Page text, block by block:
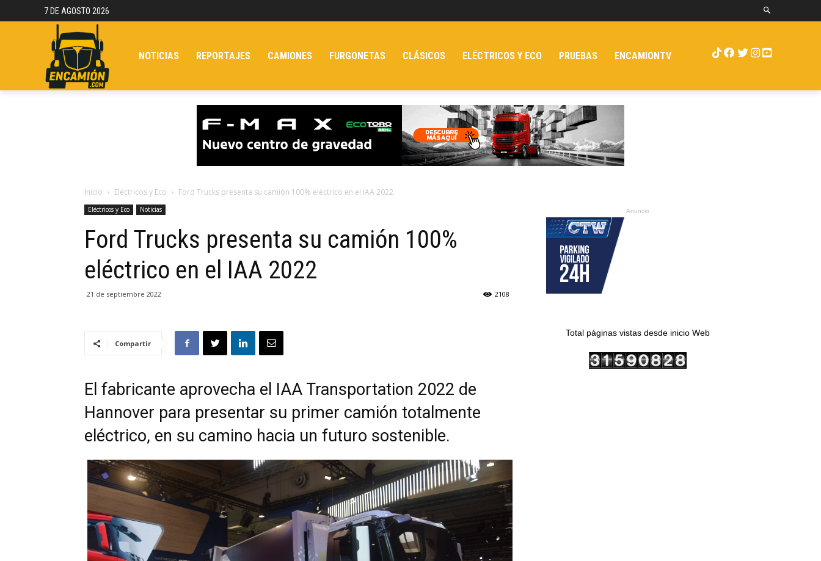
7 DE AGOSTO 2026
NOTICIAS REPORTAJES CAMIONES FURGONETAS CLÁSICOS ELÉCTRICOS Y ECO PRUEBAS ENCAMIONTV
Inicio Eléctricos y Eco Ford Trucks presenta su camión 100% eléctrico en el IAA 2022
Eléctricos y Eco Noticias
Ford Trucks presenta su camión 100%
eléctrico en el IAA 2022
21 de septiembre 2022 2108
Compartir
El fabricante aprovecha el IAA Transportation 2022 de
Hannover para presentar su primer camión totalmente
eléctrico, en su camino hacia un futuro sostenible.
Anuncio
Total páginas vistas desde inicio Web